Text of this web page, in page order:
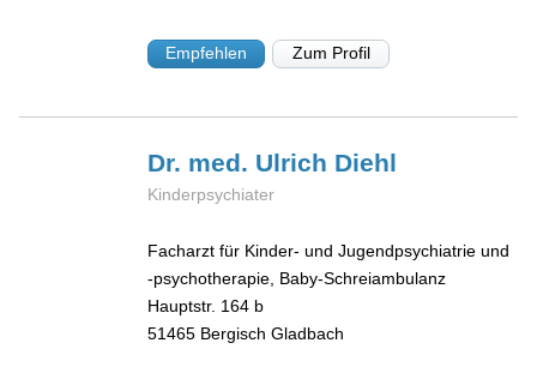
Empfehlen Zum Profil
Dr. med. Ulrich Diehl
Kinderpsychiater
Facharzt für Kinder- und Jugendpsychiatrie und
-psychotherapie, Baby-Schreiambulanz
Hauptstr. 164 b
51465 Bergisch Gladbach